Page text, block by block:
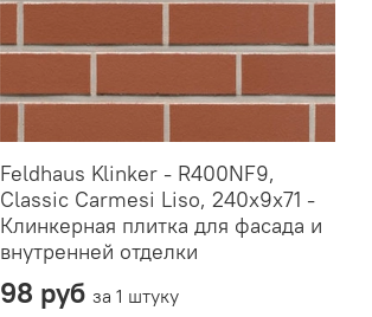
Feldhaus Klinker - R400NF9,
Classic Carmesi Liso, 240x9x71 -
Клинкерная плитка для фасада и
внутренней отделки
98 рубза 1 штуку